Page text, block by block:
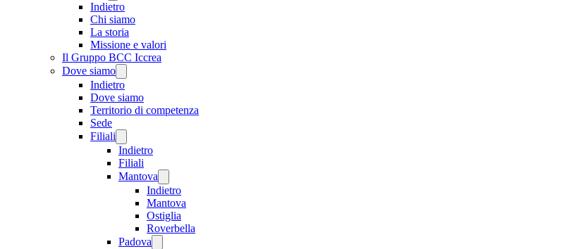
Indietro
Chi siamo
La storia
Missione e valori
Il Gruppo BCC Iccrea
Dove siamo
Indietro
Dove siamo
Territorio di competenza
Sede
Filiali
Indietro
Filiali
Mantova
Indietro
Mantova
Ostiglia
Roverbella
Padova